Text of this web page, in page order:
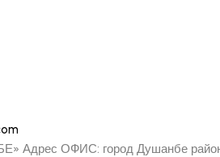
Адрес ОФИС: город Душанбе